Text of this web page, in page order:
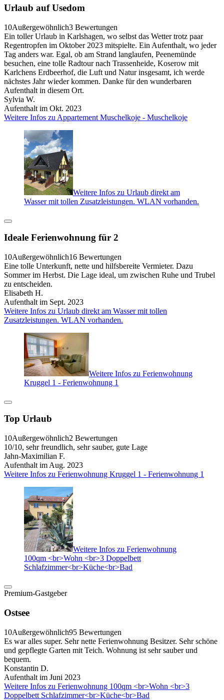
Urlaub auf Usedom
10Außergewöhnlich3 Bewertungen
Ein toller Urlaub in Karlshagen, wo selbst das Wetter trotz paar
Regentropfen im Oktober 2023 mitspielte. Ein Aufenthalt, wo jeder
Tag anders war. Egal, ob am Strand langlaufen, Peenemünde
besuchen, eine tolle Radtour nach Trassenheide, Koserow mit
Karlchens Erdbeerhof, die Luft und Natur insgesamt, ich werde
nächstes Jahr wieder kommen. Danke für den wunderbaren
Aufenthalt in diesem Ort.
Sylvia W.
Aufenthalt im Okt. 2023
Weitere Infos zu Appartement Muschelkoje - Muschelkoje
Weitere Infos zu Urlaub direkt am
Wasser mit tollen Zusatzleistungen. WLAN vorhanden.
Ideale Ferienwohnung für 2
10Außergewöhnlich16 Bewertungen
Eine tolle Unterkunft, nette und hilfsbereite Vermieter. Dazu
Sommer im Herbst. Die Lage ideal, um zwischen Ruhe und Trubel
zu entscheiden.
Elisabeth H.
Aufenthalt im Sept. 2023
Weitere Infos zu Urlaub direkt am Wasser mit tollen
Zusatzleistungen. WLAN vorhanden.
Weitere Infos zu Ferienwohnung
Kruggel 1 - Ferienwohnung 1
Top Urlaub
10Außergewöhnlich2 Bewertungen
10/10, sehr freundlich, sehr sauber, gute Lage
Jahn-Maximilian F.
Aufenthalt im Aug. 2023
Weitere Infos zu Ferienwohnung Kruggel 1 - Ferienwohnung 1
Weitere Infos zu Ferienwohnung
100qm <br>Wohn <br>3 Doppelbett
Schlafzimmer<br>Küche<br>Bad
Premium-Gastgeber
Ostsee
10Außergewöhnlich95 Bewertungen
Es war alles super. Sehr nette Ferienwohnung Besitzer. Sehr schöne
und gepflegte Garten mit Teich. Wohnung ist sehr sauber und
bequem.
Konstantin D.
Aufenthalt im Juni 2023
Weitere Infos zu Ferienwohnung 100qm <br>Wohn <br>3
Doppelbett Schlafzimmer<br>Küche<br>Bad